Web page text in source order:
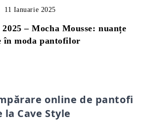
– Mocha Mousse: nuanțe
în moda pantofilor
11 Ianuarie 2025
online de pantofi
la Cave Style